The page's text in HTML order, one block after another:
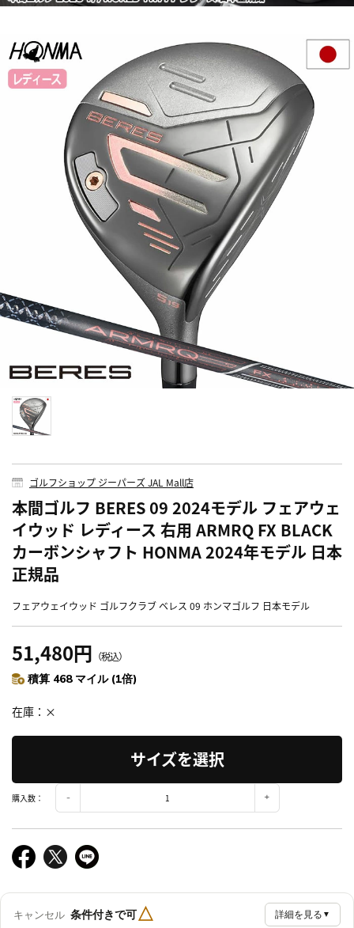
ゴルフショップ ジーパーズ JAL Mall店
本間ゴルフ BERES 09 2024モデル フェアウェ
イウッド レディース 右用 ARMRQ FX BLACK
カーボンシャフト HONMA 2024年モデル 日本
正規品
フェアウェイウッド ゴルフクラブ ベレス 09 ホンマゴルフ 日本モデル
51,480円 （税込）
積算 468 マイル (1倍)
在庫 ×
サイズを選択
購入数：
キャンセル 条件付きで可△ 詳細を見る ▼